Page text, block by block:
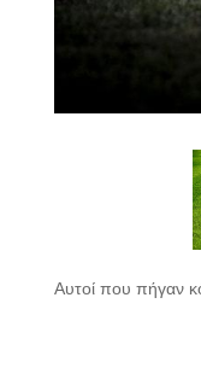
Αυτοί που πήγαν